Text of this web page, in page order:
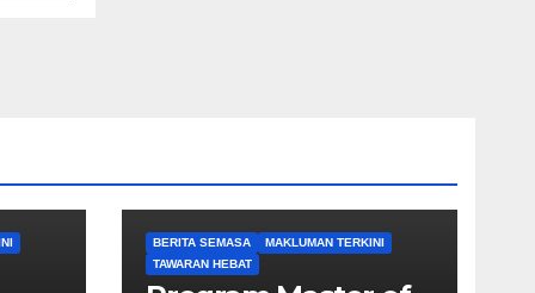
BERITA SEMASA
MAKLUMAN TERKINI
TAWARAN HEBAT